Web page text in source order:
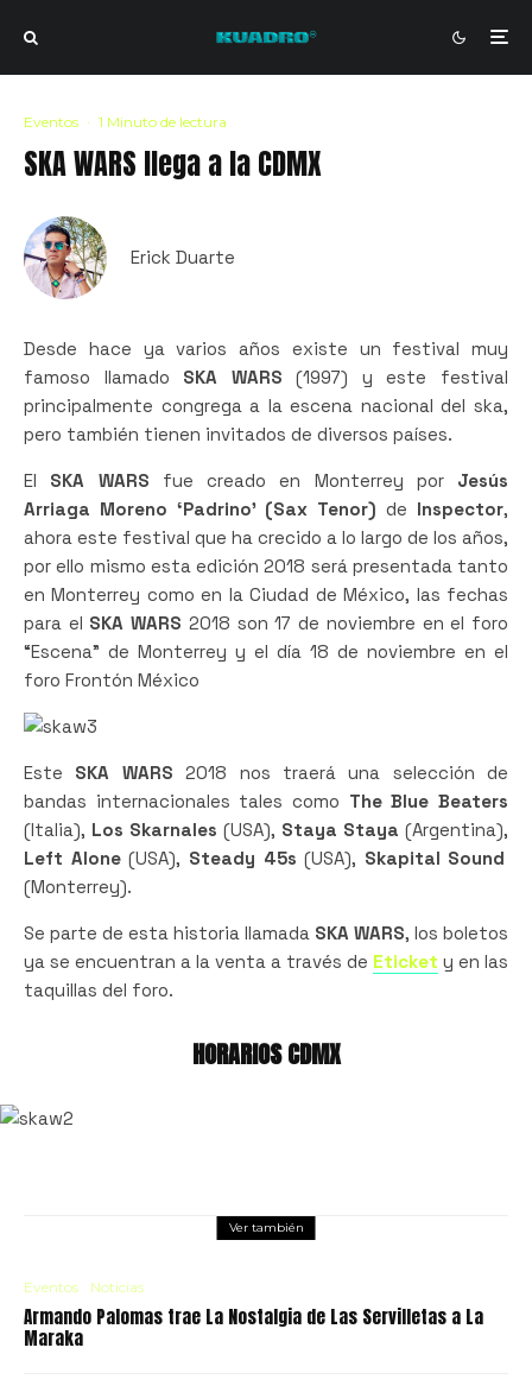
Eventos · 1 Minuto de lectura
SKA WARS llega a la CDMX
Erick Duarte
Desde hace ya varios años existe un festival muy
famoso llamado SKA WARS(1997) y este festival
principalmente congrega a la escena nacional del ska,
pero también tienen invitados de diversos países.
El SKA WARS fue creado en Monterrey por Jesús
Arriaga Moreno ‘Padrino’ (Sax Tenor) de Inspector,
ahora este festival que ha crecido a lo largo de los años,
por ello mismo esta edición 2018 será presentada tanto
en Monterrey como en la Ciudad de México, las fechas
para el SKA WARS 2018 son 17 de noviembre en el foro
“Escena” de Monterrey y el día 18 de noviembre en el
foro Frontón México
Este SKA WARS 2018 nos traerá una selección de
bandas internacionales tales como The Blue Beaters
(Italia), Los Skarnales (USA), Staya Staya (Argentina),
Left Alone(USA), Steady 45s(USA), Skapital Sound
(Monterrey).
Se parte de esta historia llamada SKA WARS, los boletos
ya se encuentran a la venta a través de Eticket y en las
taquillas del foro.
HORARIOS CDMX
Ver también
Eventos Noticias
Armando Palomas trae La Nostalgia de Las Servilletas a La
Maraka